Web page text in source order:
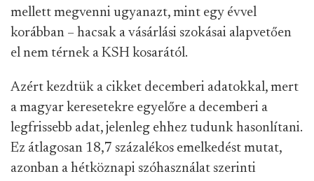
mellett megvenni ugyanazt, mint egy évvel
korábban – hacsak a vásárlási szokásai alapvetően
el nem térnek a KSH kosarától.
Azért kezdtük a cikket decemberi adatokkal, mert
a magyar keresetekre egyelőre a decemberi a
legfrissebb adat, jelenleg ehhez tudunk hasonlítani.
Ez átlagosan 18,7 százalékos emelkedést mutat,
azonban a hétköznapi szóhasználat szerinti